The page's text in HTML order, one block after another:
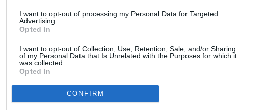
I want to opt-out of processing my Personal Data for Targeted
Advertising.
Opted In
I want to opt-out of Collection, Use, Retention, Sale, and/or Sharing
of my Personal Data that Is Unrelated with the Purposes for which it
was collected.
Opted In
CONFIRM
noticias